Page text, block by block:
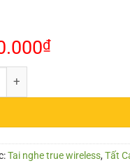
₫
True Wirless Lypertek Z5
Tai nghe true wireless, Tất